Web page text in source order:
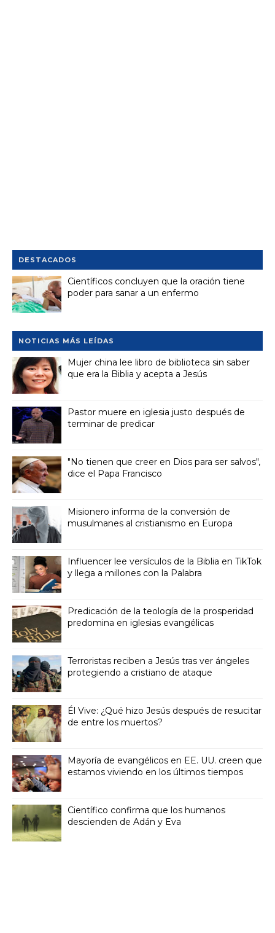
DESTACADOS
Científicos concluyen que la oración tiene
poder para sanar a un enfermo
NOTICIAS MÁS LEÍDAS
Mujer china lee libro de biblioteca sin saber
que era la Biblia y acepta a Jesús
Pastor muere en iglesia justo después de
terminar de predicar
"No tienen que creer en Dios para ser salvos",
dice el Papa Francisco
Misionero informa de la conversión de
musulmanes al cristianismo en Europa
Influencer lee versículos de la Biblia en TikTok
y llega a millones con la Palabra
Predicación de la teología de la prosperidad
predomina en iglesias evangélicas
Terroristas reciben a Jesús tras ver ángeles
protegiendo a cristiano de ataque
Él Vive: ¿Qué hizo Jesús después de resucitar
de entre los muertos?
Mayoría de evangélicos en EE. UU. creen que
estamos viviendo en los últimos tiempos
Científico confirma que los humanos
descienden de Adán y Eva